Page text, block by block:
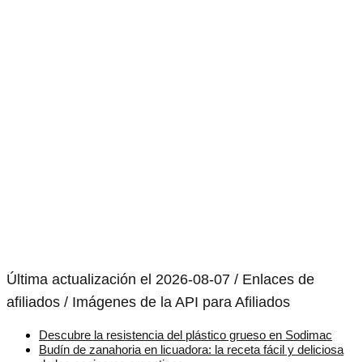
Última actualización el 2026-08-07 / Enlaces de
afiliados / Imágenes de la API para Afiliados
Descubre la resistencia del plástico grueso en Sodimac
Budín de zanahoria en licuadora: la receta fácil y deliciosa